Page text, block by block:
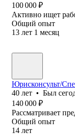
100 000 ₽
Активно ищет
Общий опыт
13 лет 1 месяц
Юрисконсульт/
40 лет • Был
140 000 ₽
Рассматривает
Общий опыт
14 лет